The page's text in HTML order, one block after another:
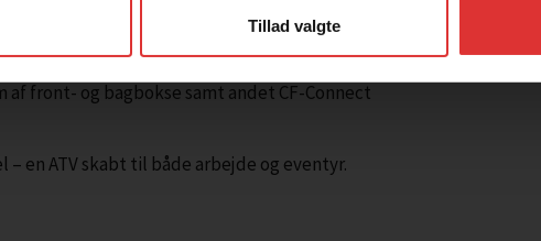
Tillad valgte
CFORCE-kvalitet gør denne lange model til
ekstra komfort og stabilitet.
front- og bagbokse samt andet CF-Connect
– en ATV skabt til både arbejde og eventyr.